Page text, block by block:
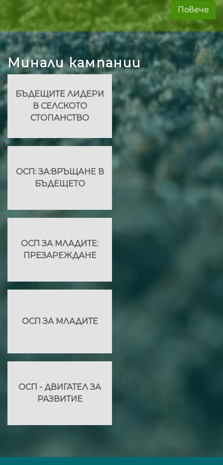
Повече
Минали кампании
БЪДЕЩИТЕ ЛИДЕРИ
В СЕЛСКОТО
СТОПАНСТВО
ОСП: ЗА:ВРЪЩАНЕ В
БЪДЕЩЕТО
ОСП ЗА МЛАДИТЕ:
ПРЕЗАРЕЖДАНЕ
ОСП ЗА МЛАДИТЕ
ОСП - ДВИГАТЕЛ ЗА
РАЗВИТИЕ